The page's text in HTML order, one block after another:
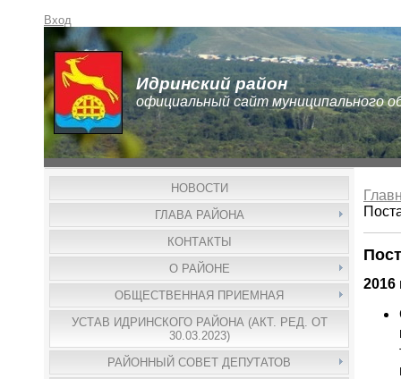
Вход
Идринский район
официальный сайт муниципального
НОВОСТИ
ГЛАВА РАЙОНА
КОНТАКТЫ
О РАЙОНЕ
ОБЩЕСТВЕННАЯ ПРИЕМНАЯ
УСТАВ ИДРИНСКОГО РАЙОНА (АКТ. РЕД. ОТ
30.03.2023)
РАЙОННЫЙ СОВЕТ ДЕПУТАТОВ
2016